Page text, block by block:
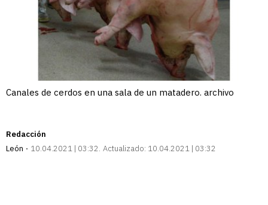
Canales de cerdos en una sala de un matadero. archivo
Redacción
León
10.04.2021 | 03:32 Actualizado: 10.04.2021 | 03:32